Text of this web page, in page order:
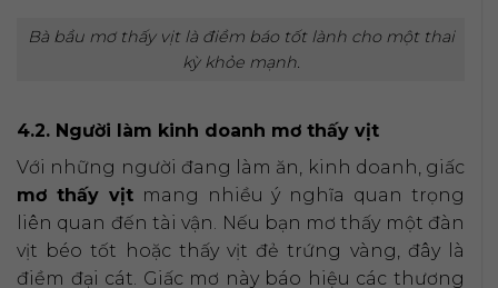
Bà bầu mơ thấy vịt là điềm báo tốt lành cho một thai
kỳ khỏe mạnh.
4.2. Người làm kinh doanh mơ thấy vịt
Với những người đang làm ăn, kinh doanh, giấc
mơ thấy vịtmang nhiều ý nghĩa quan trọng
liên quan đến tài vận. Nếu bạn mơ thấy một đàn
vịt béo tốt hoặc thấy vịt đẻ trứng vàng, đây là
điềm đại cát. Giấc mơ này báo hiệu các thương